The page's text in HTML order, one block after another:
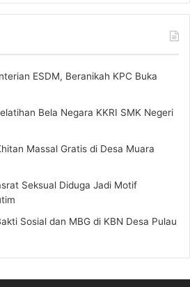
ESDM, Beranikah KPC Buka
Bela Negara KKRI SMK Negeri
Massal Gratis di Desa Muara
Seksual Diduga Jadi Motif
Sosial dan MBG di KBN Desa Pulau